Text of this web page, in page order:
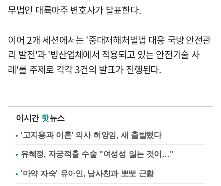
무법인 대륙아주 변호사가 발표한다.
이어 2개 세션에서는 '중대재해처벌법 대응 국방 안전관
리 발전'과 '방산업체에서 적용되고 있는 안전기술 사
례'를 주제로 각각 3건의 발표가 진행된다.
이시간 핫뉴스
'고지용과 이혼' 의사 허양임, 새 출발했다
유혜정, 자궁적출 수술 "여성성 잃는 것이…"
'마약 자숙' 유아인, 남사친과 뽀뽀 근황